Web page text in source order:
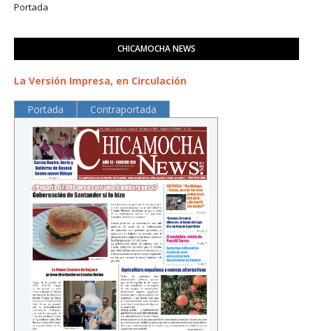
Portada
CHICAMOCHA NEWS
La Versión Impresa, en Circulación
Portada Contraportada